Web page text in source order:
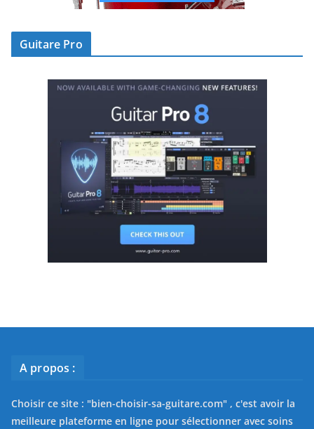
Guitare Pro
A propos :
Choisir ce site : "bien-choisir-sa-guitare.com" , c'est avoir la
meilleure plateforme en ligne pour sélectionner avec soins